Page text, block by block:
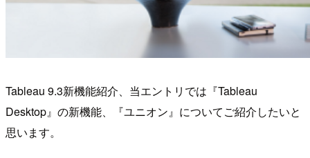
Tableau 9.3新機能紹介、当エントリでは『Tableau
Desktop』の新機能、『ユニオン』についてご紹介したいと
思います。